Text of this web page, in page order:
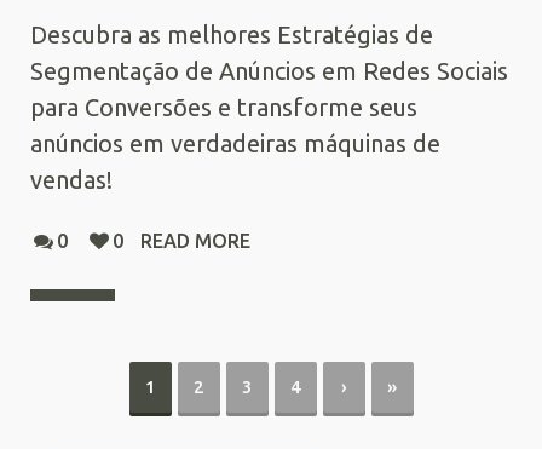
Descubra as melhores Estratégias de
Segmentação de Anúncios em Redes Sociais
para Conversões e transforme seus
anúncios em verdadeiras máquinas de
vendas!
0 0 READ MORE
1 2 3 4 › »